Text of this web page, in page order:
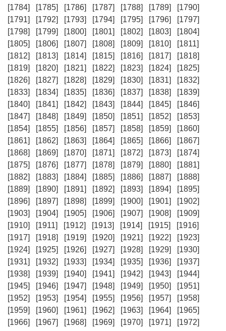
[1784]
[1785] [1786] [1787] [1788] [1789]
[1790]
[1791]
[1792] [1793] [1794] [1795] [1796]
[1797]
[1798]
[1799] [1800] [1801] [1802] [1803]
[1804]
[1805]
[1806] [1807] [1808] [1809] [1810]
[1811]
[1812]
[1813] [1814] [1815] [1816] [1817]
[1818]
[1819]
[1820] [1821] [1822] [1823] [1824]
[1825]
[1826]
[1827] [1828] [1829] [1830] [1831]
[1832]
[1833]
[1834] [1835] [1836] [1837] [1838]
[1839]
[1840]
[1841] [1842] [1843] [1844] [1845]
[1846]
[1847]
[1848] [1849] [1850] [1851] [1852]
[1853]
[1854]
[1855] [1856] [1857] [1858] [1859]
[1860]
[1861]
[1862] [1863] [1864] [1865] [1866]
[1867]
[1868]
[1869] [1870] [1871] [1872] [1873]
[1874]
[1875]
[1876] [1877] [1878] [1879] [1880]
[1881]
[1882]
[1883] [1884] [1885] [1886] [1887]
[1888]
[1889]
[1890] [1891] [1892] [1893] [1894]
[1895]
[1896]
[1897] [1898] [1899] [1900] [1901]
[1902]
[1903]
[1904] [1905] [1906] [1907] [1908]
[1909]
[1910]
[1911] [1912] [1913] [1914] [1915]
[1916]
[1917]
[1918] [1919] [1920] [1921] [1922]
[1923]
[1924]
[1925] [1926] [1927] [1928] [1929]
[1930]
[1931]
[1932] [1933] [1934] [1935] [1936]
[1937]
[1938]
[1939] [1940] [1941] [1942] [1943]
[1944]
[1945]
[1946] [1947] [1948] [1949] [1950]
[1951]
[1952]
[1953] [1954] [1955] [1956] [1957]
[1958]
[1959]
[1960] [1961] [1962] [1963] [1964]
[1965]
[1966]
[1967] [1968] [1969] [1970] [1971]
[1972]